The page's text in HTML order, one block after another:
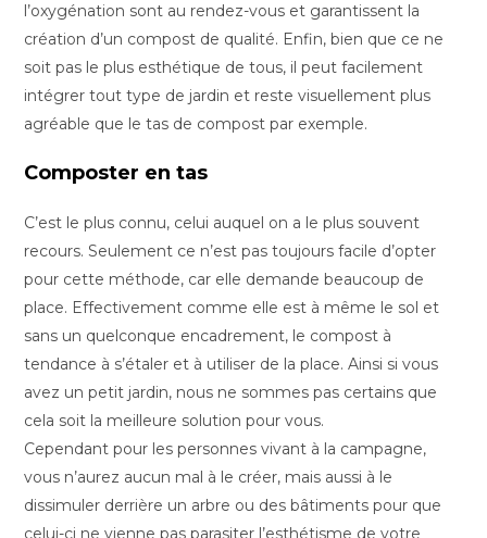
l’oxygénation sont au rendez-vous et garantissent la
création d’un compost de qualité. Enfin, bien que ce ne
soit pas le plus esthétique de tous, il peut facilement
intégrer tout type de jardin et reste visuellement plus
agréable que le tas de compost par exemple.
Composter en tas
C’est le plus connu, celui auquel on a le plus souvent
recours. Seulement ce n’est pas toujours facile d’opter
pour cette méthode, car elle demande beaucoup de
place. Effectivement comme elle est à même le sol et
sans un quelconque encadrement, le compost à
tendance à s’étaler et à utiliser de la place. Ainsi si vous
avez un petit jardin, nous ne sommes pas certains que
cela soit la meilleure solution pour vous.
Cependant pour les personnes vivant à la campagne,
vous n’aurez aucun mal à le créer, mais aussi à le
dissimuler derrière un arbre ou des bâtiments pour que
celui-ci ne vienne pas parasiter l’esthétisme de votre